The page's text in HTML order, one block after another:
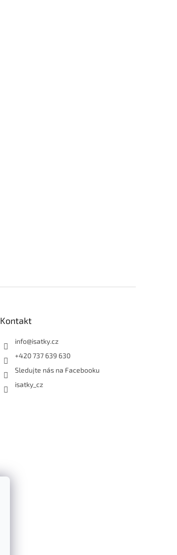
Kontakt
info@isatky.cz
+420 737 639 630
Sledujte nás na Facebooku
isatky_cz